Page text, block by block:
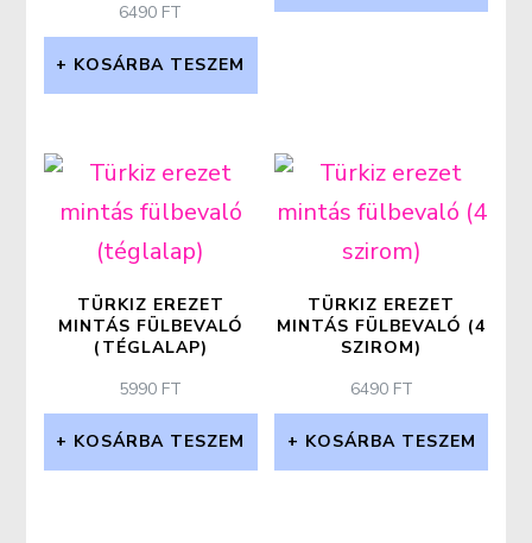
6490 FT
KOSÁRBA TESZEM
TÜRKIZ EREZET
MINTÁS FÜLBEVALÓ
(TÉGLALAP)
5990 FT
KOSÁRBA TESZEM
TÜRKIZ EREZET
MINTÁS FÜLBEVALÓ (4
SZIROM)
6490 FT
KOSÁRBA TESZEM